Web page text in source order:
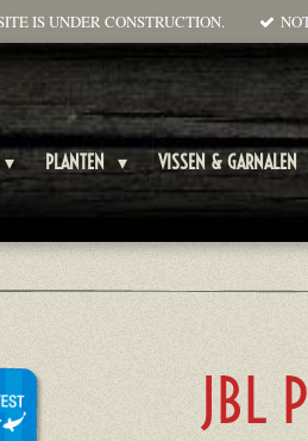
IS UNDER CONSTRUCTION.
PLANTEN VISSEN & GARNALEN
JBL